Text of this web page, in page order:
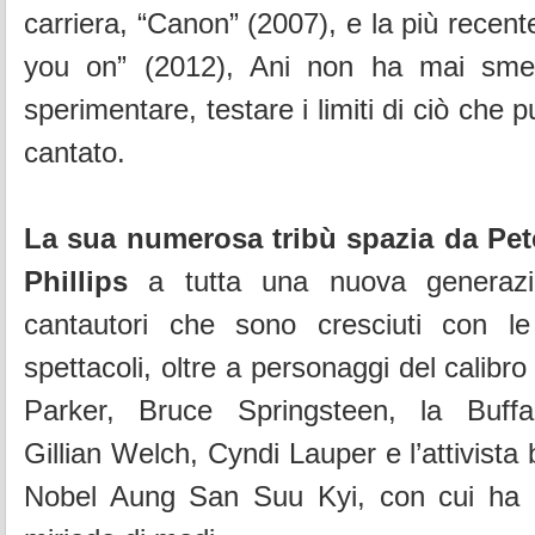
carriera, “Canon” (2007), e la più
you on” (2012), Ani non ha mai
sperimentare, testare i limiti di ciò che
cantato.
La sua numerosa tribù spazia da
Phillips a tutta una nuova
cantautori che sono cresciuti con
spettacoli, oltre a personaggi del
Parker, Bruce Springsteen, la
Gillian Welch, Cyndi Lauper e l’attivista
Nobel Aung San Suu Kyi, con cui ha